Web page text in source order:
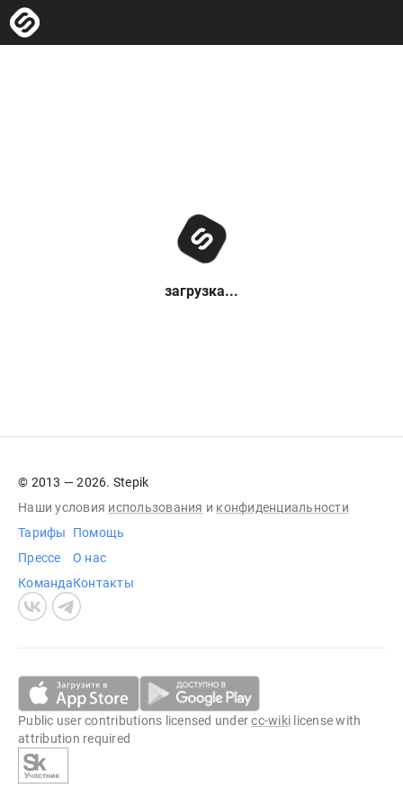
загрузка...
© 2013 — 2026. Stepik
Наши условия использования и конфиденциальности
Тарифы
Прессе
Команда
Помощь
О нас
Контакты
Public user contributions licensed undercc-wiki license with
attribution required